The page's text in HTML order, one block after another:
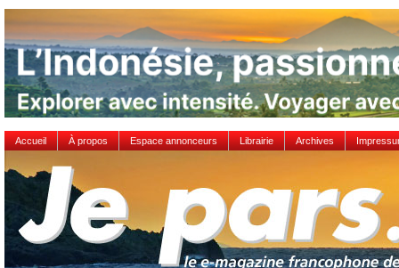
Accueil À propos Espace annonceurs Librairie Archives